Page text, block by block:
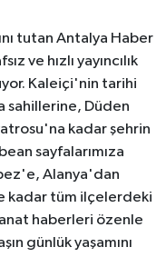
tutan Antalya Haber
ve hızlı yayıncılık
Kaleiçi'nin tarihi
sahillerine, Düden
kadar şehrin
sayfalarımıza
Alanya'dan
kadar tüm ilçelerdeki
haberleri özenle
günlük yaşamını